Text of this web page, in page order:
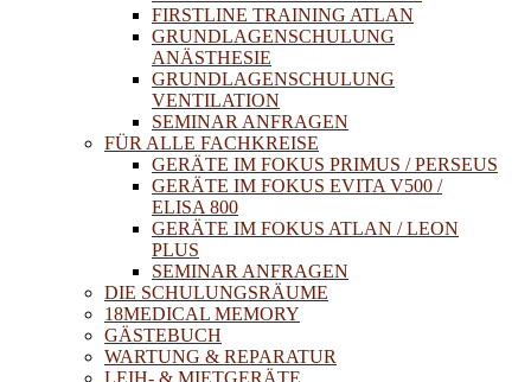
FIRSTLINE TRAINING ATLAN
GRUNDLAGENSCHULUNG
ANÄSTHESIE
GRUNDLAGENSCHULUNG
VENTILATION
SEMINAR ANFRAGEN
FÜR ALLE FACHKREISE
GERÄTE IM FOKUS PRIMUS / PERSEUS
GERÄTE IM FOKUS EVITA V500 /
ELISA 800
GERÄTE IM FOKUS ATLAN / LEON
PLUS
SEMINAR ANFRAGEN
DIE SCHULUNGSRÄUME
18MEDICAL MEMORY
GÄSTEBUCH
WARTUNG & REPARATUR
LEIH- & MIETGERÄTE